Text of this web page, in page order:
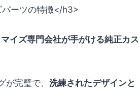
ーツの特徴</h3>
イズ専門会社が手がける純正カス
完璧で、 洗練されたデザインと